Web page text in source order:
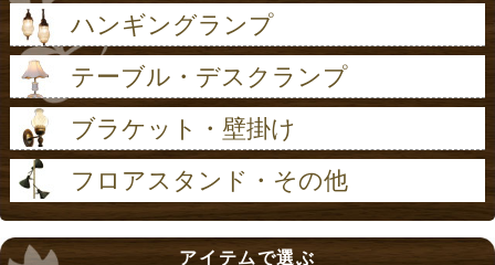
ハンギングランプ
テーブル・デスクランプ
ブラケット・壁掛け
フロアスタンド・その他
アイテムで選ぶ